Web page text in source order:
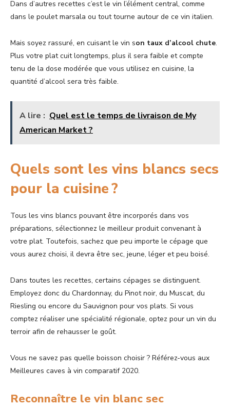
Dans d’autres recettes c’est le vin l’élément central, comme
dans le poulet marsala ou tout tourne autour de ce vin italien.
Mais soyez rassuré, en cuisant le vin son taux d’alcool chute.
Plus votre plat cuit longtemps, plus il sera faible et compte
tenu de la dose modérée que vous utilisez en cuisine, la
quantité d’alcool sera très faible.
A lire : Quel est le temps de livraison de My
American Market ?
Quels sont les vins blancs secs
pour la cuisine ?
Tous les vins blancs pouvant être incorporés dans vos
préparations, sélectionnez le meilleur produit convenant à
votre plat. Toutefois, sachez que peu importe le cépage que
vous aurez choisi, il devra être sec, jeune, léger et peu boisé.
Dans toutes les recettes, certains cépages se distinguent.
Employez donc du Chardonnay, du Pinot noir, du Muscat, du
Riesling ou encore du Sauvignon pour vos plats. Si vous
comptez réaliser une spécialité régionale, optez pour un vin du
terroir afin de rehausser le goût.
Vous ne savez pas quelle boisson choisir ? Référez-vous aux
Meilleures caves à vin comparatif 2020.
Reconnaître le vin blanc sec